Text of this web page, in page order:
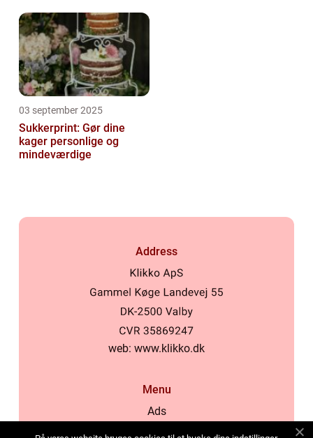
03 september 2025
Sukkerprint: Gør dine
kager personlige og
mindeværdige
Address
web: www.klikko.dk
Menu
Ads